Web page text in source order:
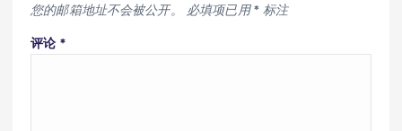
您的邮箱地址不会被公开。 必填项已用* 标注
评论 *